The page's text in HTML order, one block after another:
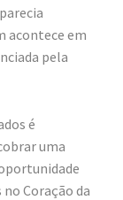
acontece em
pela
é
uma
Coração da